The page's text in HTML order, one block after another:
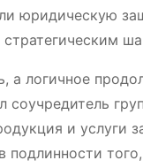
юридическую
логичное
соучредитель
и услуги